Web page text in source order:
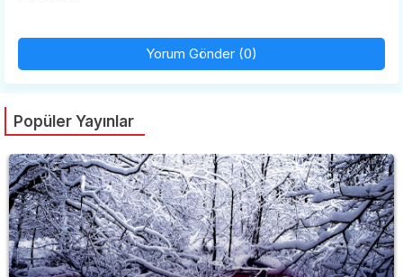
Yorum Gönder (0)
Popüler Yayınlar